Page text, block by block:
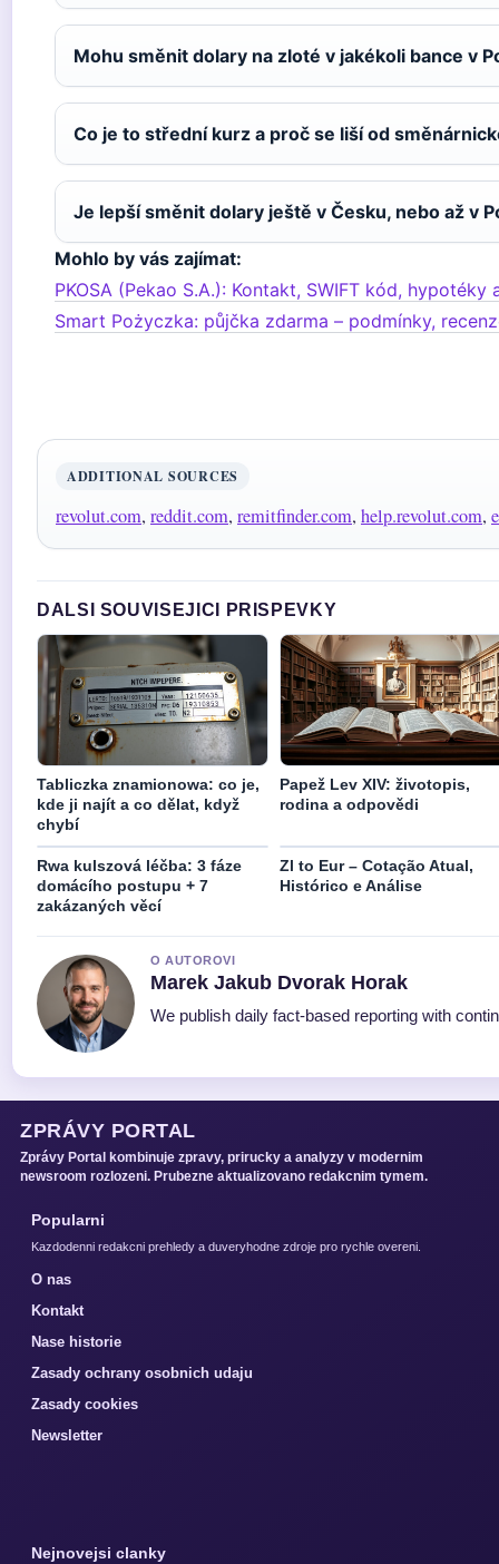
Mohu směnit dolary na zloté v jakékoli bance v
Co je to střední kurz a proč se liší od
Je lepší směnit dolary ještě v Česku, nebo až v
Mohlo by vás zajímat:
PKOSA (Pekao S.A.): Kontakt, SWIFT kód, hypotéky
Smart Pożyczka: půjčka zdarma – podmínky,
ADDITIONAL SOURCES
revolut.com, reddit.com, remitfinder.com, help.revolut.com,
DALSI SOUVISEJICI PRISPEVKY
Tabliczka znamionowa: co je,
kde ji najít a co dělat, když
chybí
Papež Lev XIV: životopis,
rodina a odpovědi
Rwa kulszová léčba: 3 fáze
domácího postupu + 7
zakázaných věcí
Zl to Eur – Cotação Atual,
Histórico e Análise
O AUTOROVI
Marek Jakub Dvorak Horak
We publish daily fact-based reporting with
ZPRÁVY PORTAL
Zprávy Portal kombinuje zpravy, prirucky a analyzy v modernim
newsroom rozlozeni. Prubezne aktualizovano redakcnim tymem.
Popularni
Kazdodenni redakcni prehledy a duveryhodne zdroje pro rychle overeni.
O nas
Kontakt
Nase historie
Zasady ochrany osobnich udaju
Zasady cookies
Newsletter
Nejnovejsi clanky